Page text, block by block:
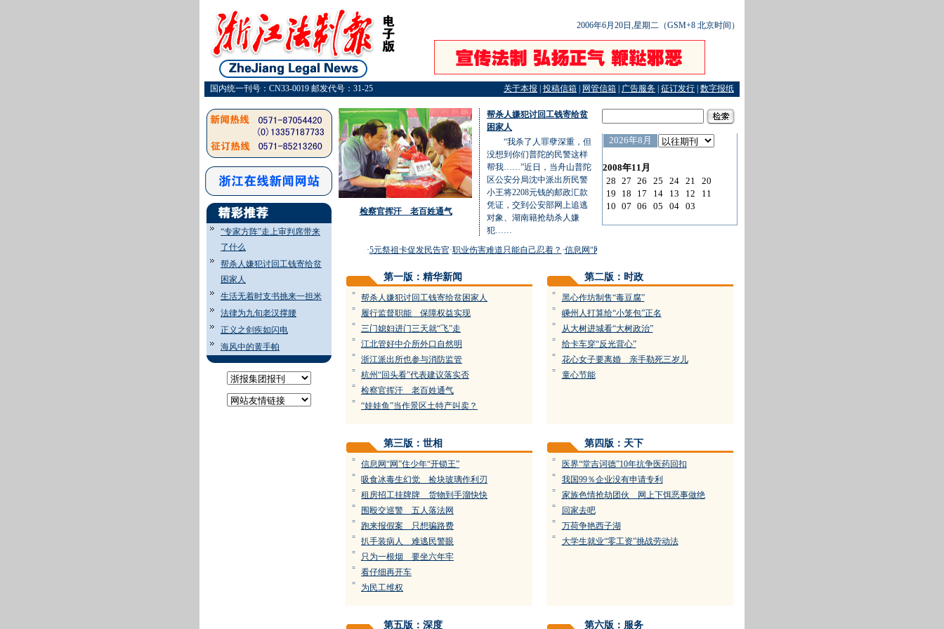
2006年6月20日,星期二（GSM+8 北京时间）
国内统一刊号：CN33-0019 邮发代号：31-25 关于本报 投稿信箱 网管信箱 广告服务 征订发行 数字报纸
“专家方阵”走上审判席带来
了什么
帮杀人嫌犯讨回工钱寄给贫
困家人
生活无着时支书挑来一担米
法律为九旬老汉撑腰
正义之剑疾如闪电
海风中的黄手帕
检察官挥汗 老百姓通气
帮杀人嫌犯讨回工钱寄给贫
困家人
“我杀了人罪孽深重，但
没想到你们普陀的民警这样
帮我……”近日，当舟山普陀
区公安分局沈中派出所民警
小王将2208元钱的邮政汇款
凭证，交到公安部网上追逃
对象、湖南籍抢劫杀人嫌
犯……
5元祭祖卡促发民告官·职业伤害难道只能自己忍着？ ·信息网“网”住少年“开锁王”
第一版：精华新闻
= 帮杀人嫌犯讨回工钱寄给贫困家人
= 履行监督职能 保障权益实现
= 三门媳妇进门三天就“飞”走
= 江北管好中介所外口自然明
= 浙江派出所也参与消防监管
= 杭州“回头看”代表建议落实否
= 检察官挥汗 老百姓通气
= “娃娃鱼”当作景区土特产叫卖？
第二版：时政
= 黑心作坊制售“毒豆腐”
= 嵊州人打算给“小笼包”正名
= 从大树进城看“大树政治”
= 给卡车穿“反光背心”
= 花心女子要离婚 亲手勒死三岁儿
= 童心节能
第三版：世相
= 信息网“网”住少年“开锁王”
= 吸食冰毒生幻觉 捡块玻璃作利刃
= 租房招工挂牌牌 货物到手溜快快
= 围殴交巡警 五人落法网
= 跑来报假案 只想骗路费
= 扒手装病人 难逃民警眼
= 只为一根烟 要坐六年牢
= 看仔细再开车
= 为民工维权
第四版：天下
= 医界“堂吉诃德”10年抗争医药回扣
= 我国99％企业没有申请专利
= 家族色情抢劫团伙 网上下饵恶事做绝
= 回家去吧
= 万荷争艳西子湖
= 大学生就业“零工资”挑战劳动法
第五版：深度 第六版：服务